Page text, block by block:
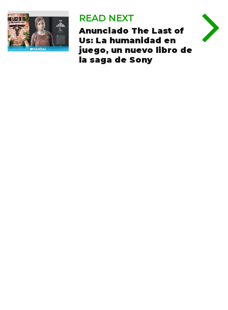
READ NEXT
Anunciado The Last of
Us: La humanidad en
juego, un nuevo libro de
la saga de Sony